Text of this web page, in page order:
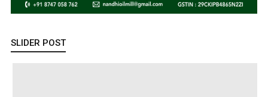
SLIDER POST